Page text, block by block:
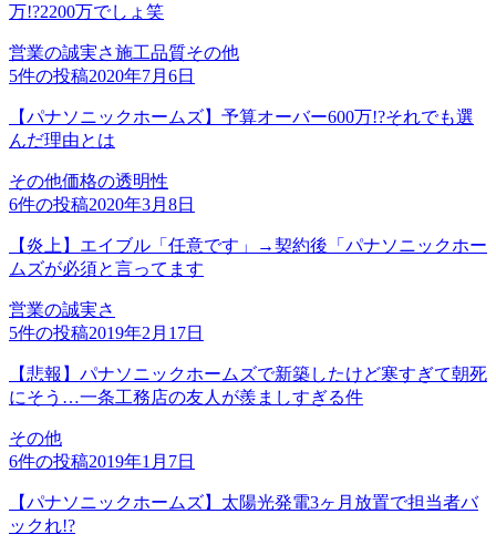
万!?2200万でしょ笑
営業の誠実さ施工品質その他
5件の投稿2020年7月6日
【パナソニックホームズ】予算オーバー600万!?それでも選
んだ理由とは
その他価格の透明性
6件の投稿2020年3月8日
【炎上】エイブル「任意です」→契約後「パナソニックホー
ムズが必須と言ってます
営業の誠実さ
5件の投稿2019年2月17日
【悲報】パナソニックホームズで新築したけど寒すぎて朝死
にそう…一条工務店の友人が羨ましすぎる件
その他
6件の投稿2019年1月7日
【パナソニックホームズ】太陽光発電3ヶ月放置で担当者バ
ックれ!?